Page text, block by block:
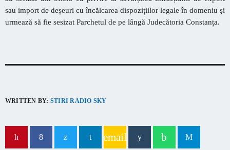
sau import de deșeuri cu încălcarea dispozițiilor legale în domeniu şi
urmează să fie sesizat Parchetul de pe lângă Judecătoria Constanța.
WRITTEN BY: STIRI RADIO SKY
email